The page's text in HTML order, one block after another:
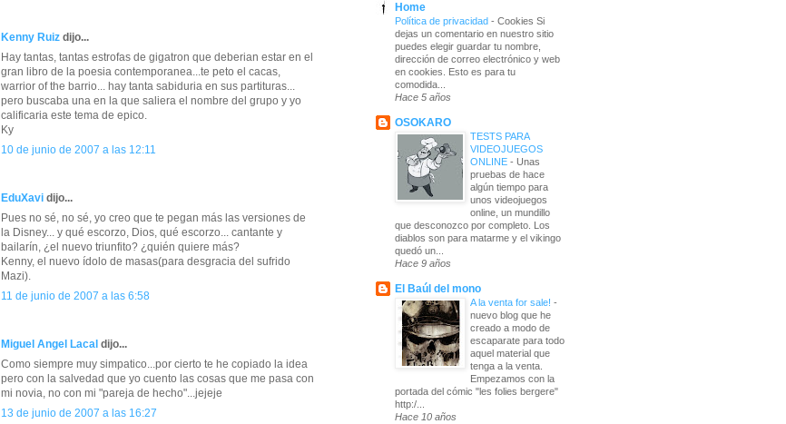
Kenny Ruiz dijo...
Hay tantas, tantas estrofas de gigatron que deberian estar en el
gran libro de la poesia contemporanea...te peto el cacas,
warrior of the barrio... hay tanta sabiduria en sus partituras...
pero buscaba una en la que saliera el nombre del grupo y yo
calificaria este tema de epico.
Ky
10 de junio de 2007 a las 12:11
EduXavi dijo...
Pues no sé, no sé, yo creo que te pegan más las versiones de
la Disney... y qué escorzo, Dios, qué escorzo... cantante y
bailarín, ¿el nuevo triunfito? ¿quién quiere más?
Kenny, el nuevo ídolo de masas(para desgracia del sufrido
Mazi).
11 de junio de 2007 a las 6:58
Miguel Angel Lacal dijo...
Como siempre muy simpatico...por cierto te he copiado la idea
pero con la salvedad que yo cuento las cosas que me pasa con
mi novia, no con mi "pareja de hecho"...jejeje
13 de junio de 2007 a las 16:27
Home
Política de privacidad - Cookies Si
dejas un comentario en nuestro sitio
puedes elegir guardar tu nombre,
dirección de correo electrónico y web
en cookies. Esto es para tu
comodida...
Hace 5 años
OSOKARO
TESTS PARA
VIDEOJUEGOS
ONLINE - Unas
pruebas de hace
algún tiempo para
unos videojuegos
online, un mundillo
que desconozco por completo. Los
diablos son para matarme y el vikingo
quedó un...
Hace 9 años
El Baúl del mono
A la venta for sale! -
nuevo blog que he
creado a modo de
escaparate para todo
aquel material que
tenga a la venta.
Empezamos con la
portada del cómic "les folies bergere"
http:/...
Hace 10 años